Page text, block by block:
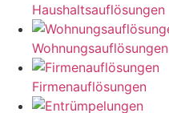
Haushaltsauflösungen
Wohnungsauflösungen
Firmenauflösungen